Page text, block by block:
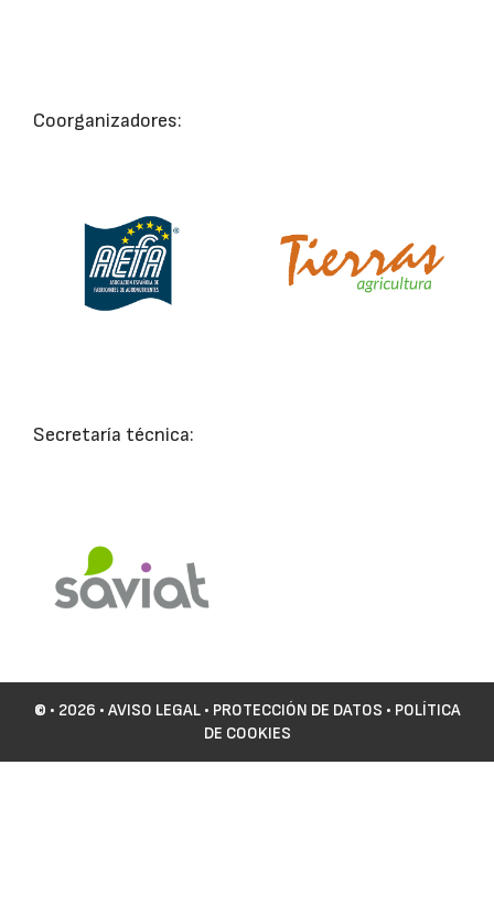
Coorganizadores:
Secretaría técnica:
© • 2026 • AVISO LEGAL• PROTECCIÓN DE DATOS • POLÍTICA
DE COOKIES